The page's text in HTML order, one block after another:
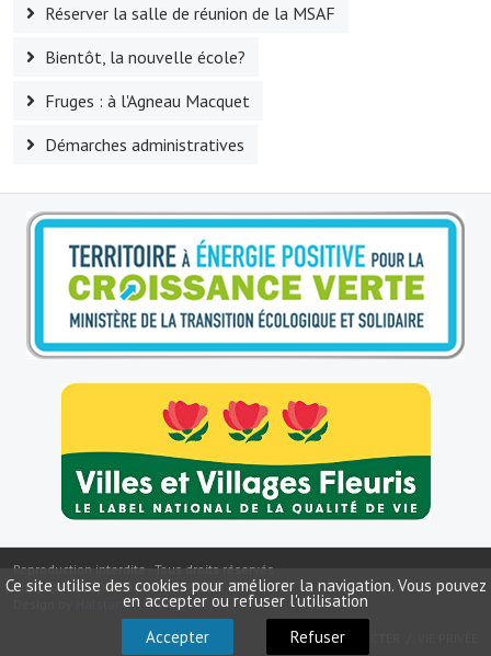
Village sportif
L'US Crequy Fressin
La société de chasse
La société de pêche
Le sport au foyer rural
Les foulées Fressinoises
Fêtes et manifestations
Le calendrier annuel
TOURISME, PATRIMOINE
Fressin, ville d'histoire
L'église
Les panneaux du patrimoine
Georges Bernanos
Réserver la salle de réunion de la MSAF
Bientôt, la nouvelle école?
Fruges : à l'Agneau Macquet
Démarches administratives
Reproduction interdite - Tous droits réservés
Copyright ©2026 Mairie de Fressin
NOUS CONTACTER
Ce site utilise des cookies pour améliorer la navigation. Vous pouvez
en accepter ou refuser l'utilisation
Accepter
Refuser